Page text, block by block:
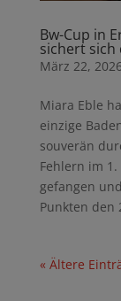
Bw-Cup in
sichert sich
März 22, 2026
Miara Eble
einzige
souverän
Fehlern im
gefangen
Punkten den
« Ältere